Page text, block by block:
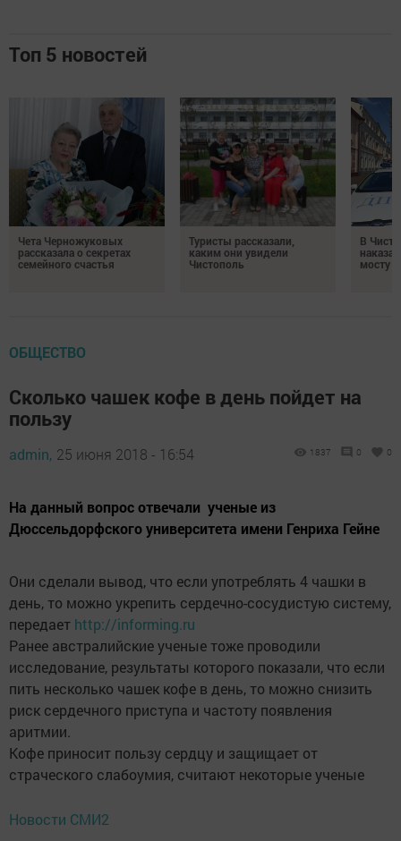
Топ 5 новостей
Чета Черножуковых
рассказала о секретах
семейного счастья
Туристы рассказали,
каким они увидели
Чистополь
В
мосту
ОБЩЕСТВО
Сколько чашек кофе в день пойдет на
пользу
admin, 25 июня 2018 - 16:54 1837 0 0
На данный вопрос отвечали ученые из
Дюссельдорфского университета имени Генриха Гейне
Они сделали вывод, что если употреблять 4 чашки в
день, то можно укрепить сердечно-сосудистую систему,
передает http://informing.ru
Ранее австралийские ученые тоже проводили
исследование, результаты которого показали, что если
пить несколько чашек кофе в день, то можно снизить
риск сердечного приступа и частоту появления
аритмии.
Кофе приносит пользу сердцу и защищает от
страческого слабоумия, считают некоторые ученые
Новости СМИ2